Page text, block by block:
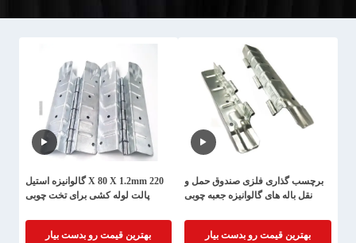
برچسب گذاری فلزی صندوق حمل و
نقل باله های گالوانیزه جعبه چوبی
بهترین قیمت رو بدست بیار
220 X 80 X 1.2mm گالوانیزه استیل
پالت لوله کشی برای تخت چوبی
بهترین قیمت رو بدست بیار